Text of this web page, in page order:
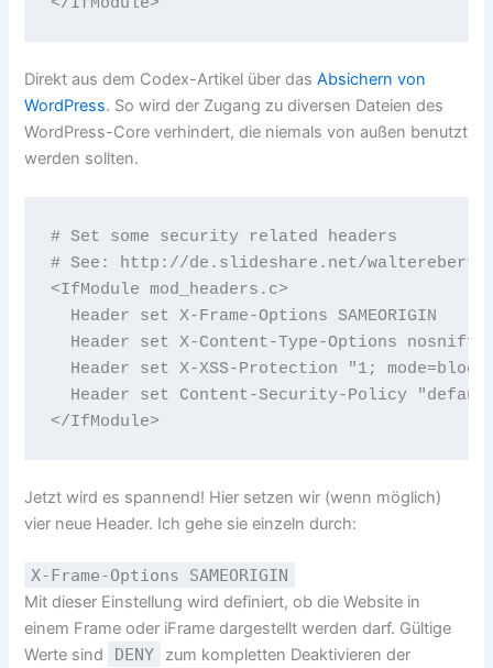
Direkt aus dem Codex-Artikel über dasAbsichern von
WordPress. So wird der Zugang zu diversen Dateien des
WordPress-Core verhindert, die niemals von außen benutzt
werden sollten.
# Set some security related headers
# See: http://de.slideshare.net/walterebert/
<IfModule mod_headers.c>
  Header set X-Frame-Options SAMEORIGIN
  Header set X-Content-Type-Options nosniff
Header set X-XSS-Protection "1;
Header set Content-Security-Policy
Jetzt wird es spannend! Hier setzen wir (wenn möglich)
vier neue Header. Ich gehe sie einzeln durch:
X-Frame-Options SAMEORIGIN
Mit dieser Einstellung wird definiert, ob die Website in
einem Frame oder iFrame dargestellt werden darf. Gültige
Werte sind
DENY
zum kompletten Deaktivieren der